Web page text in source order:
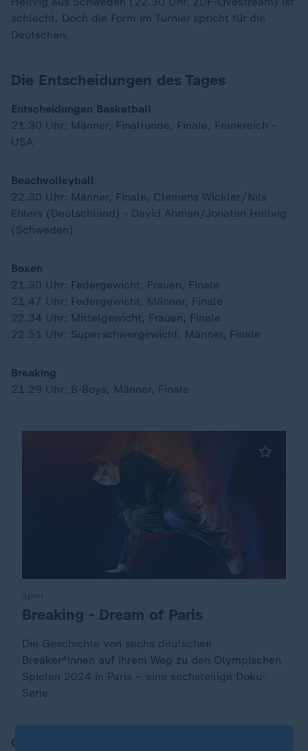
schlecht. Doch die Form im Turnier spricht für die
Deutschen.
Die Entscheidungen des Tages
Entscheidungen Basketball
21.30 Uhr: Männer, Finalrunde, Finale, Frankreich -
USA
Beachvolleyball
22.30 Uhr: Männer, Finale, Clemens Wickler/Nils
Ehlers (Deutschland) - David Ahman/Jonatan Hellvig
(Schweden)
Boxen
21.30 Uhr: Federgewicht, Frauen, Finale
21.47 Uhr: Federgewicht, Männer, Finale
22.34 Uhr: Mittelgewicht, Frauen, Finale
22.51 Uhr: Superschwergewicht, Männer, Finale
Breaking
21.29 Uhr: B-Boys, Männer, Finale
:Breaking - Dream of Paris
Die Geschichte von sechs deutschen
Breaker*innen auf ihrem Weg zu den Olympischen
Spielen 2024 in Paris – eine sechsteilige Doku-
Serie.
Gewichtheben